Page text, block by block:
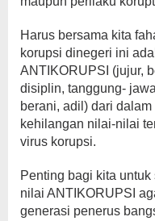
Harus bersama kita
korupsi dinegeri ini
ANTIKORUPSI (jujur,
disiplin, tanggung-
berani, adil) dari
kehilangan nilai-nilai
virus korupsi.
Penting bagi kita
nilai ANTIKORUPSI
generasi penerus